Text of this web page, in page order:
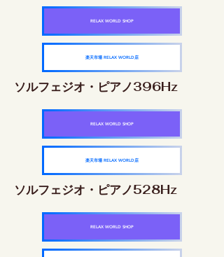
RELAX WORLD SHOP
楽天市場 RELAX WORLD店
ソルフェジオ・ピアノ396Hz
RELAX WORLD SHOP
楽天市場 RELAX WORLD店
ソルフェジオ・ピアノ528Hz
RELAX WORLD SHOP